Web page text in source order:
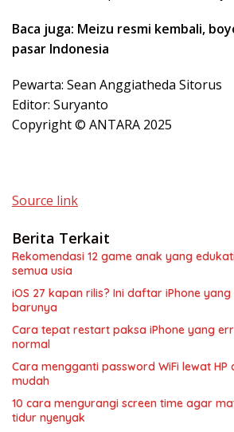
Baca juga: Meizu resmi kembali,
pasar Indonesia
Pewarta: Sean Anggiatheda Sitorus
Editor: Suryanto
Copyright © ANTARA 2025
Source link
Berita Terkait
Rekomendasi 12 game anak yang
semua usia
iOS 27 kapan rilis? Ini daftar iPhone
barunya
Cara tepat restart paksa iPhone yang
normal
Cara mengganti password WiFi lewat
mudah
10 cara mengurangi screen time agar
tidur nyenyak